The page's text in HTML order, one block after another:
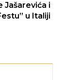
Jašarevića i
u Italiji